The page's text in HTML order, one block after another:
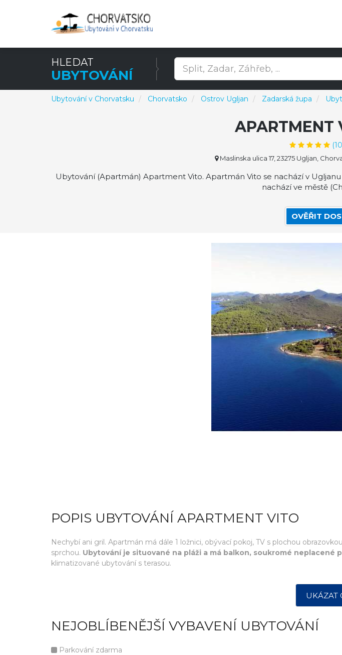
HLEDAT
UBYTOVÁNÍ
Ubytování v Chorvatsku Chorvatsko Ostrov Ugljan Zadarská župa
APARTMENT
(10
Maslinska ulica 17, 23275 Ugljan,
Ubytování (Apartmán) Apartment Vito. Apartmán Vito se nachází v
nachází ve městě
OVĚŘIT
POPIS UBYTOVÁNÍ APARTMENT VITO
Nechybí ani gril. Apartmán má dále 1 ložnici, obývací pokoj, TV s plochou
sprchou. Ubytování je situované na pláži a má balkon, soukromé neplacené
klimatizované ubytování s terasou.
UKÁZAT
NEJOBLÍBENĚJŠÍ VYBAVENÍ UBYTOVÁNÍ
Parkování zdarma